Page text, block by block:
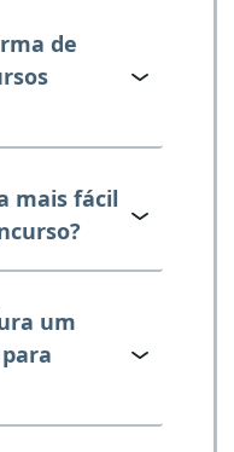
de
mais fácil
um